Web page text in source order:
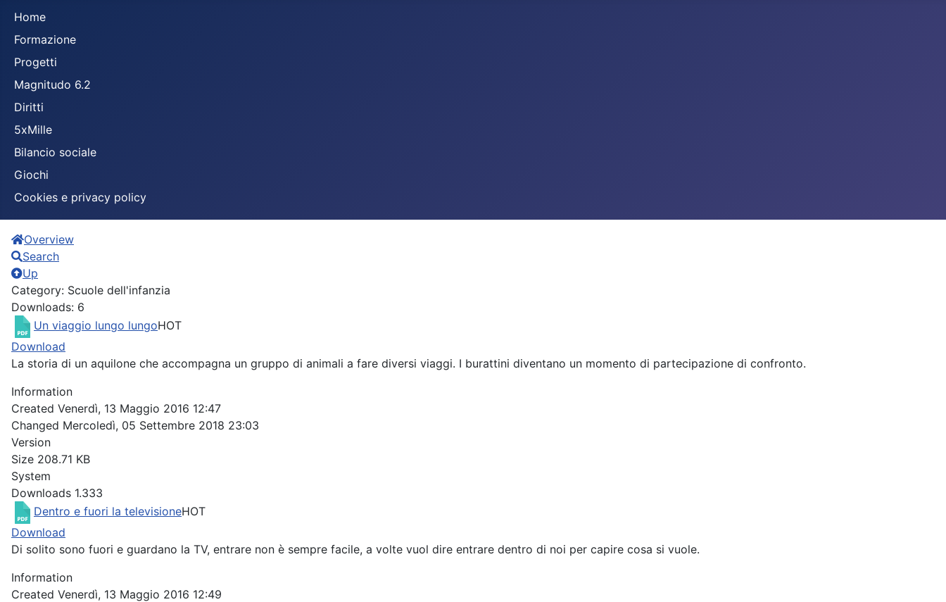
Home
Formazione
Progetti
Magnitudo 6.2
Diritti
5xMille
Bilancio sociale
Giochi
Cookies e privacy policy
Overview
Search
Up
Category: Scuole dell'infanzia
Downloads: 6
Un viaggio lungo lungoHOT
Download
La storia di un aquilone che accompagna un gruppo di animali a fare diversi viaggi. I burattini diventano un momento di partecipazione di confronto.
Information
Created Venerdì, 13 Maggio 2016 12:47
Changed Mercoledì, 05 Settembre 2018 23:03
Version
Size 208.71 KB
System
Downloads 1.333
Dentro e fuori la televisioneHOT
Download
Di solito sono fuori e guardano la TV, entrare non è sempre facile, a volte vuol dire entrare dentro di noi per capire cosa si vuole.
Information
Created Venerdì, 13 Maggio 2016 12:49